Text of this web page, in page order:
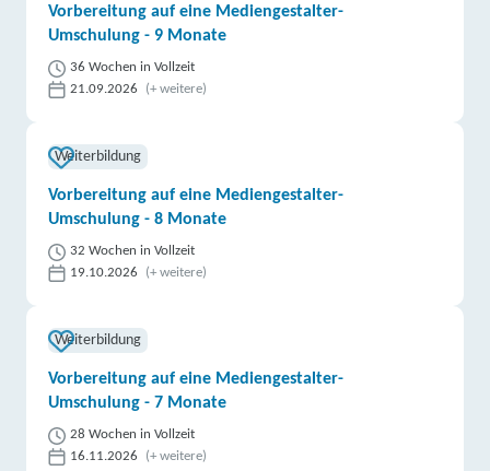
Vorbereitung auf eine Mediengestalter-
Umschulung - 9 Monate
36 Wochen in Vollzeit
21.09.2026
(+ weitere)
Weiterbildung
Vorbereitung auf eine Mediengestalter-
Umschulung - 8 Monate
32 Wochen in Vollzeit
19.10.2026
(+ weitere)
Weiterbildung
Vorbereitung auf eine Mediengestalter-
Umschulung - 7 Monate
28 Wochen in Vollzeit
16.11.2026
(+ weitere)